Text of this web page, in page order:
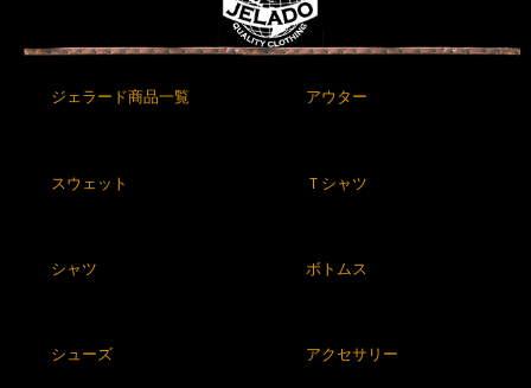
ジェラード商品一覧 アウター
スウェット Ｔシャツ
シャツ ボトムス
シューズ アクセサリー